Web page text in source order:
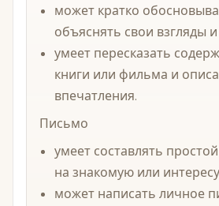
может кратко
объяснять свои взгляды
умеет пересказать
книги или фильма и
впечатления.
Письмо
умеет составлять
на знакомую или
может написать личное